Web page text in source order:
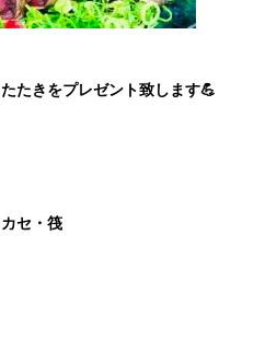
たきをプレゼント致します💪
カセ・筏